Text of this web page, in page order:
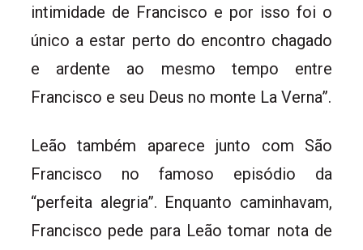
intimidade de Francisco e por isso foi o
único a estar perto do encontro chagado
e ardente ao mesmo tempo entre
Francisco e seu Deus no monte La Verna”.
Leão também aparece junto com São
Francisco no famoso episódio da
“perfeita alegria”. Enquanto caminhavam,
Francisco pede para Leão tomar nota de